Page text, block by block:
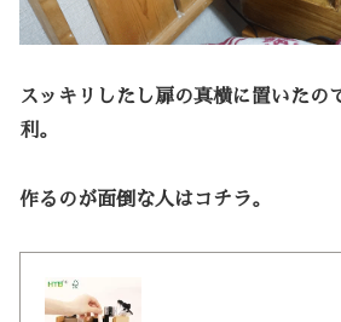
スッキリしたし扉の真横に置いたの
利。
作るのが面倒な人はコチラ。